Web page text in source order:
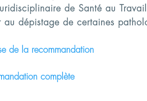
de Santé au
au dépistage de certaines
de la recommandation
complète